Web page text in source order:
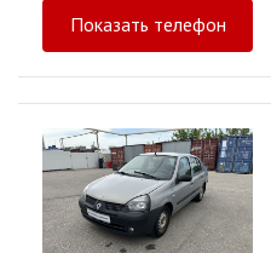
Показать телефон